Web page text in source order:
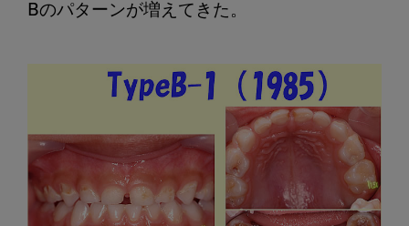
Bのパターンが増えてきた。